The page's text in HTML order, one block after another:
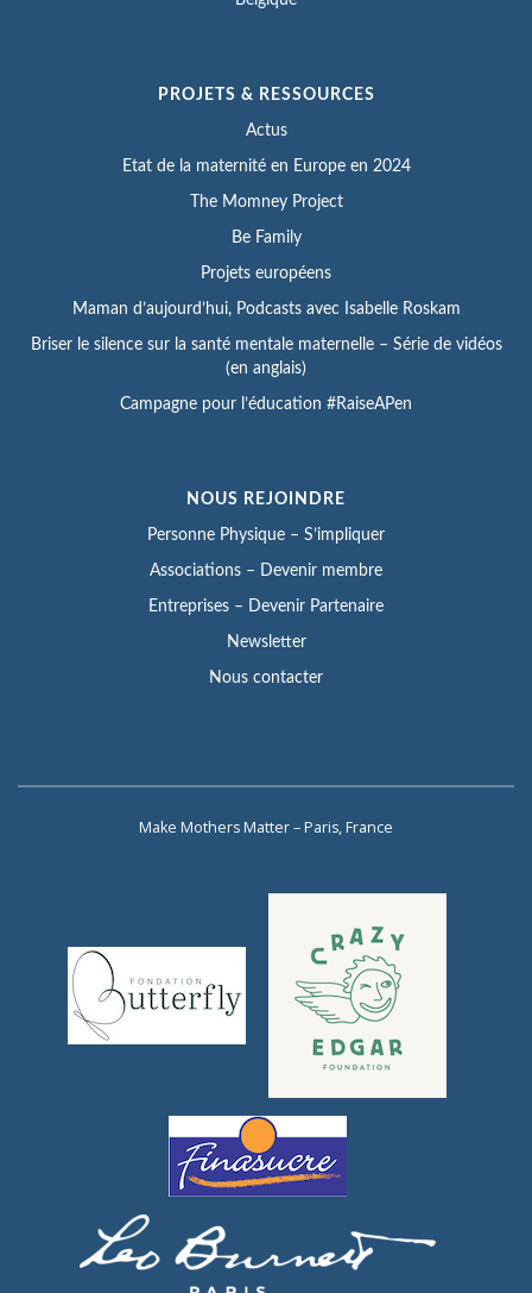
PROJETS & RESSOURCES
Actus
Etat de la maternité en Europe en 2024
The Momney Project
Be Family
Projets européens
Maman d’aujourd’hui, Podcasts avec Isabelle Roskam
Briser le silence sur la santé mentale maternelle – Série de vidéos
(en anglais)
Campagne pour l’éducation #RaiseAPen
NOUS REJOINDRE
Personne Physique – S’impliquer
Associations – Devenir membre
Entreprises – Devenir Partenaire
Newsletter
Nous contacter
Make Mothers Matter – Paris, France